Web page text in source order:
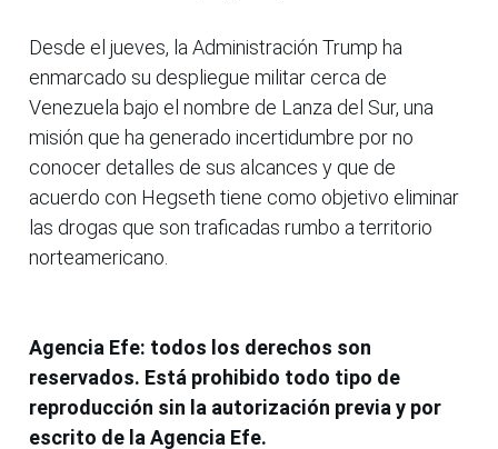
Desde el jueves, la Administración Trump ha
enmarcado su despliegue militar cerca de
Venezuela bajo el nombre de Lanza del Sur, una
misión que ha generado incertidumbre por no
conocer detalles de sus alcances y que de
acuerdo con Hegseth tiene como objetivo eliminar
las drogas que son traficadas rumbo a territorio
norteamericano.
Agencia Efe: todos los derechos son
reservados. Está prohibido todo tipo de
reproducción sin la autorización previa y por
escrito de la Agencia Efe.